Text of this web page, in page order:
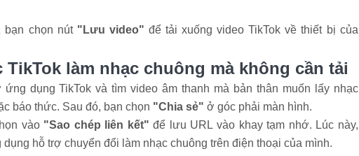
bạn chọn nút "Lưu video" để tải xuống video TikTok về thiết bị của
TikTok làm nhạc chuông mà không cần tải
dụng TikTok và tìm video âm thanh mà bản thân muốn lấy nhạc
báo thức. Sau đó, bạn chọn "Chia sẻ" ở góc phải màn hình.
vào "Sao chép liên kết" để lưu URL vào khay tạm nhớ. Lúc này,
hỗ trợ chuyển đổi làm nhạc chuông trên điện thoại của mình.